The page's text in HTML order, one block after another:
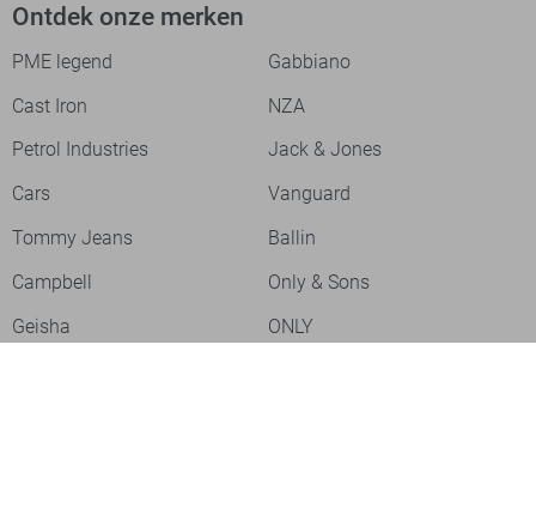
Ontdek onze merken
PME legend
Gabbiano
Cast Iron
NZA
Petrol Industries
Jack & Jones
Cars
Vanguard
Tommy Jeans
Ballin
Campbell
Only & Sons
Geisha
ONLY